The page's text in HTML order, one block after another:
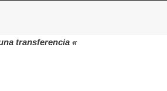
transferencia «